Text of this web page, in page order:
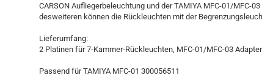
CARSON Aufliegerbeleuchtung und der TAMIYA MFC-01/MFC-
desweiteren können die Rückleuchten mit der
Lieferumfang:
2 Platinen für 7-Kammer-Rückleuchten, MFC-01/MFC-03
Passend für TAMIYA MFC-01 300056511